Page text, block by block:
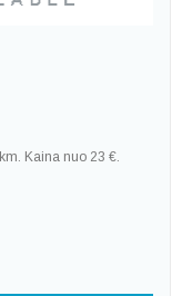
Kaina nuo 23 €.